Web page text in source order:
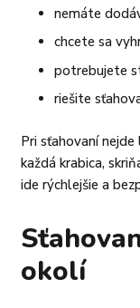
nemáte
chcete sa
potrebujete
riešite
Pri sťahovaní
každá krabica,
ide rýchlejšie a
okolí